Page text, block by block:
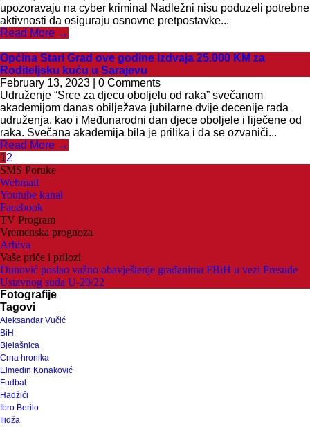
upozoravaju na cyber kriminal Nadležni nisu poduzeli potrebne
aktivnosti da osiguraju osnovne pretpostavke...
Read More →
Općina Stari Grad ove godine izdvaja 25.000 KM za
Roditeljsku kuću u Sarajevu
February 13, 2023 | 0 Comments
Udruženje “Srce za djecu oboljelu od raka” svečanom
akademijom danas obilježava jubilarne dvije decenije rada
udruženja, kao i Međunarodni dan djece oboljele i liječene od
raka. Svečana akademija bila je prilika i da se ozvaniči...
Read More →
12
SMS Poruke
Webmail
Youtube kanal
Facebook
TV Program
Vremenska prognoza
Arhiva
Vaše priče i prilozi
Dunović poslao važno obavještenje građanima FBiH u vezi Presude
Ustavnog suda U-20/22
Fotografije
Tagovi
Aleksandar Vučić
BiH
Bjelašnica
Crna hronika
Elmedin Konaković
Fudbal
Hadžići
Ibro Berilo
Ilidža